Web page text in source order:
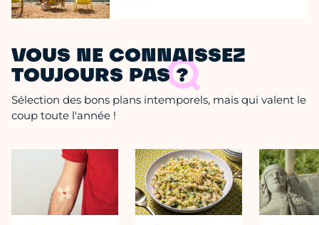
VOUS NE CONNAISSEZ
TOUJOURS PAS ?
Sélection des bons plans intemporels, mais qui valent le
coup toute l'année !